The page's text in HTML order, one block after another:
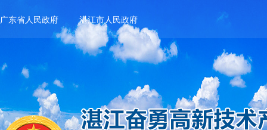
广东省人民政府 湛江市人民政府